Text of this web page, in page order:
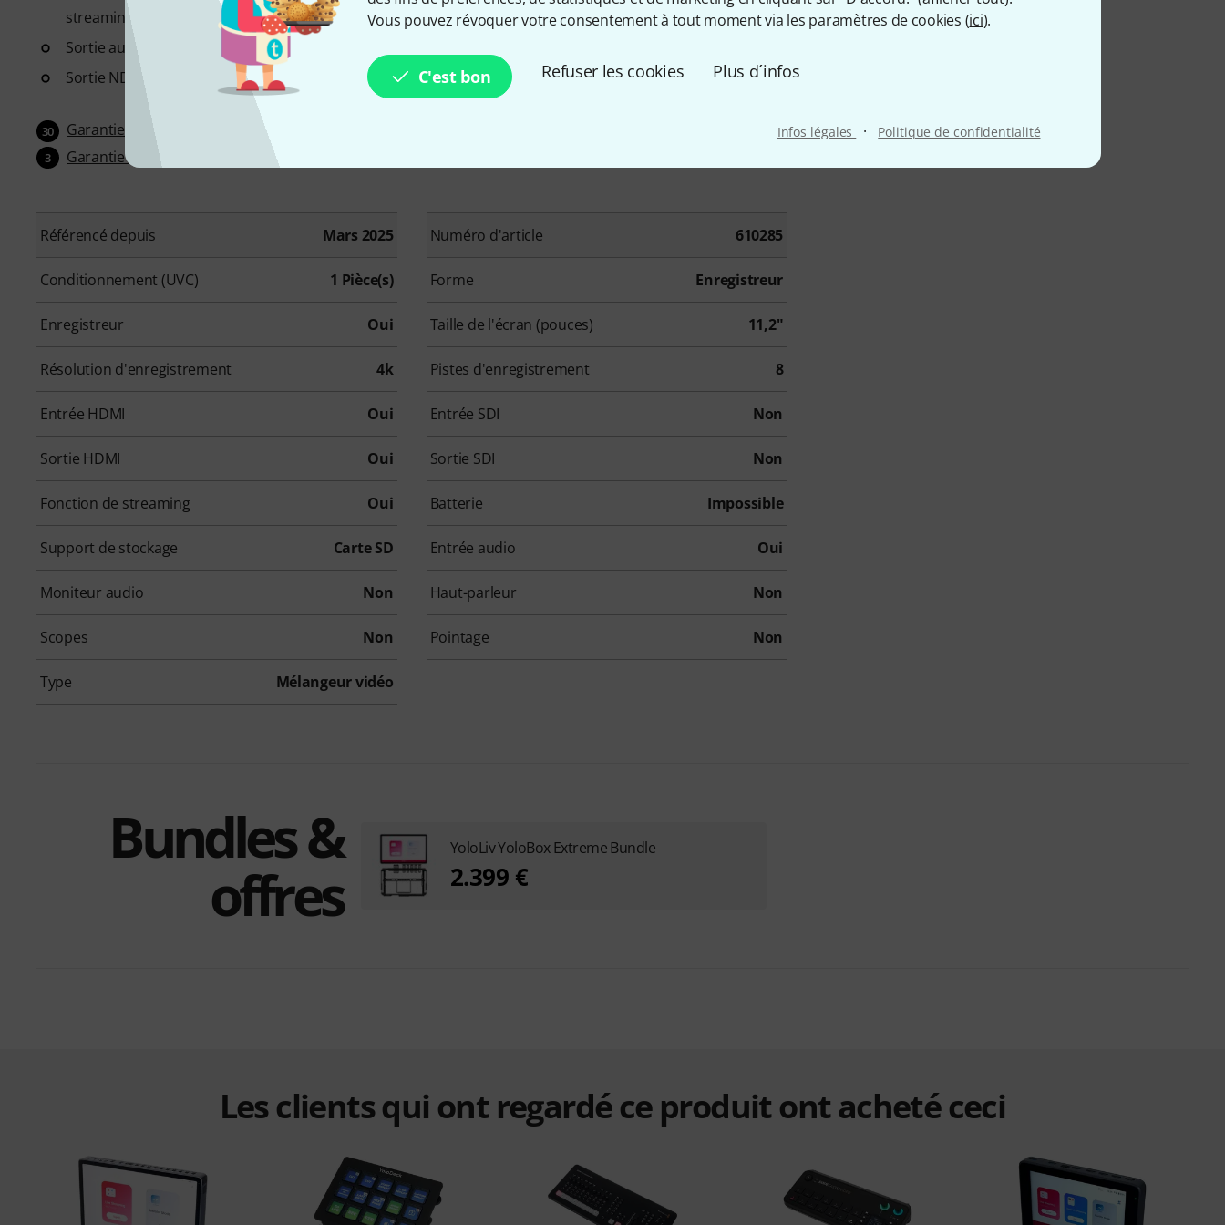
Vous pouvez révoquer votre consentement à tout moment via les paramètres de cookies (ici).
C'est bon Refuser les cookies Plus d´infos
Infos légales · Politique de confidentialité
streaming
Sortie audio (mini Jack 3,5 mm): pour enceintes externes ou monitoring audio
Sortie NDI: sortie sans fil sur réseaux IP pour les appareils et flux de travail compatibles
30 Garantie 30 jours satisfait ou remboursé
3 Garantie 3 ans Thomann
Référencé depuis Mars 2025 Numéro d'article 610285
Conditionnement (UVC) 1 Pièce(s) Forme Enregistreur
Enregistreur Oui Taille de l'écran (pouces) 11,2"
Résolution d'enregistrement 4k Pistes d'enregistrement 8
Entrée HDMI Oui Entrée SDI Non
Sortie HDMI Oui Sortie SDI Non
Fonction de streaming Oui Batterie Impossible
Support de stockage Carte SD Entrée audio Oui
Moniteur audio Non Haut-parleur Non
Scopes Non Pointage Non
Type Mélangeur vidéo
Bundles &
offres
YoloLiv YoloBox Extreme Bundle
2.399 €
Les clients qui ont regardé ce produit ont acheté ceci